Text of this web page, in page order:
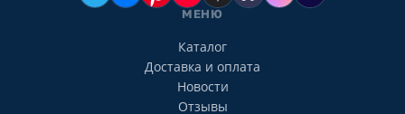
МЕНЮ
Каталог
Доставка и оплата
Новости
Отзывы